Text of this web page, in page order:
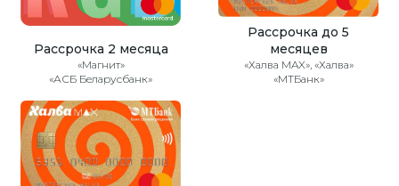
Рассрочка 2 месяца
«Магнит»
«АСБ Беларусбанк»
Рассрочка до 5
месяцев
«Халва MAX», «Халва»
«МТБанк»